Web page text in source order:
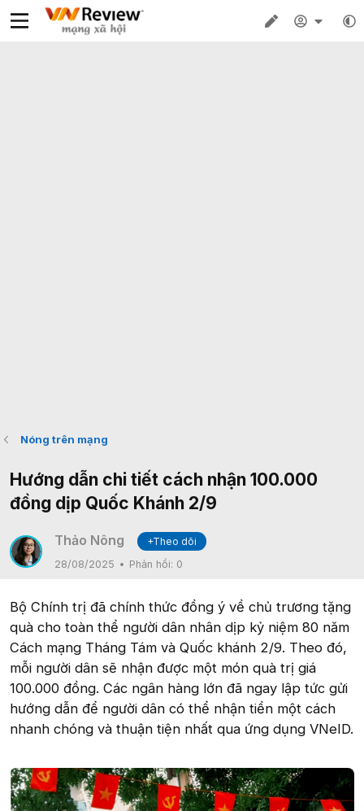
Nóng trên mạng
Hướng dẫn chi tiết cách nhận 100.000
đồng dịp Quốc Khánh 2/9
Thảo Nông
+Theo dõi
28/08/2025
Phản hồi: 0
Bộ Chính trị đã chính thức đồng ý về chủ trương tặng
quà cho toàn thể người dân nhân dịp kỷ niệm 80 năm
Cách mạng Tháng Tám và Quốc khánh 2/9. Theo đó,
mỗi người dân sẽ nhận được một món quà trị giá
100.000 đồng. Các ngân hàng lớn đã ngay lập tức gửi
hướng dẫn để người dân có thể nhận tiền một cách
nhanh chóng và thuận tiện nhất qua ứng dụng VNeID.